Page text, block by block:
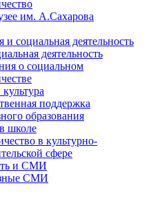
им. А.Сахарова
и социальная деятельность
деятельность
о социальном
поддержка
образования
школе
в культурно-
сфере
и СМИ
СМИ